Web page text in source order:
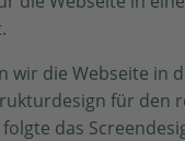
wir die Webseite in
für den
das